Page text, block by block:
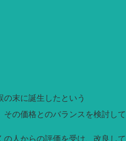
末に誕生したという
の価格とのバランスを検討して
人からの評価を受け、改良して